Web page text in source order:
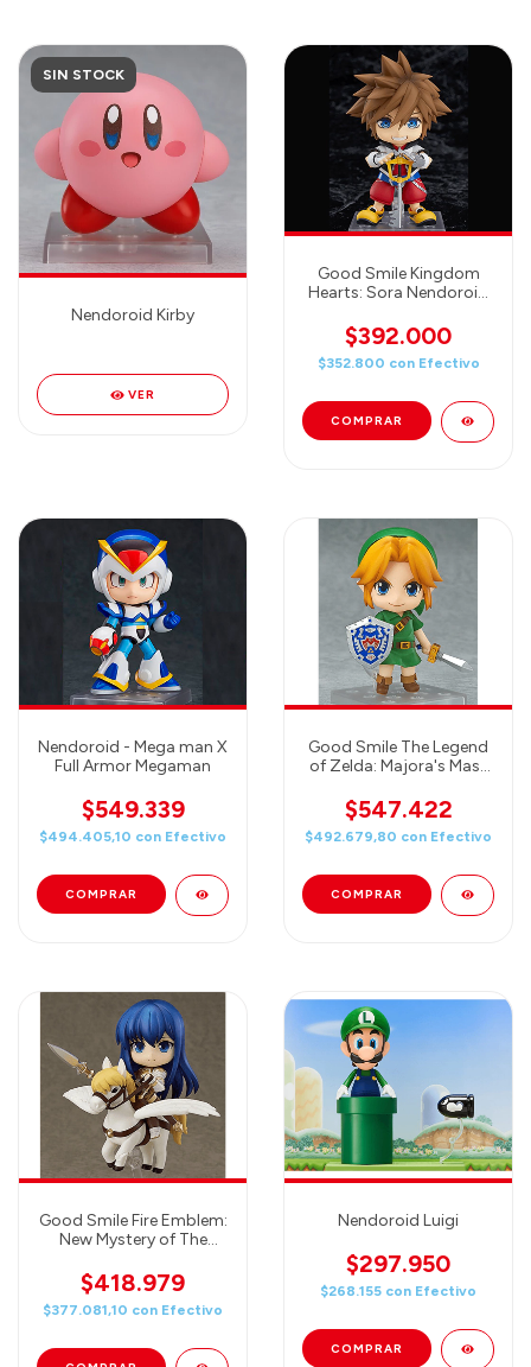
SIN STOCK
Nendoroid Kirby
VER
Good Smile Kingdom
Hearts: Sora Nendoroid
$392.000
$352.800 con Efectivo
Nendoroid - Mega man X
Full Armor Megaman
$549.339
$494.405,10 con Efectivo
Good Smile The Legend
of Zelda: Majora's Mask
Action Figure
$547.422
$492.679,80 con Efectivo
Good Smile Fire Emblem:
New Mystery of The
Nendoroid Action Figure
$418.979
$377.081,10 con Efectivo
Nendoroid Luigi
$297.950
$268.155 con Efectivo